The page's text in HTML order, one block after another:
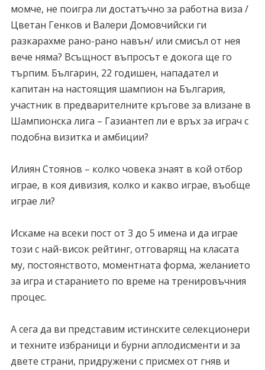
момче, не поигра ли достатъчно за работна виза /
Цветан Генков и Валери Домовчийски ги
разкарахме рано-рано навън/ или смисъл от нея
вече няма? Всъщност въпросът е докога ще го
търпим. Българин, 22 годишен, нападател и
капитан на настоящия шампион на България,
участник в предварителните кръгове за влизане в
Шампионска лига – Газиантеп ли е връх за играч с
подобна визитка и амбиции?
Илиян Стоянов – колко човека знаят в кой отбор
играе, в коя дивизия, колко и какво играе, въобще
играе ли?
Искаме на всеки пост от 3 до 5 имена и да играе
този с най-висок рейтинг, отговарящ на класата
му, постоянството, моментната форма, желанието
за игра и старанието по време на тренировъчния
процес.
А сега да ви представим истинските селекционери
и техните избраници и бурни аплодисменти и за
двете страни, придружени с присмех от гняв и